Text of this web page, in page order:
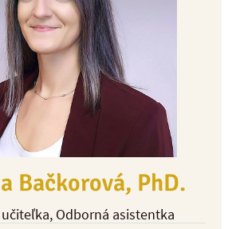
Bačkorová, PhD.
, Odborná asistentka